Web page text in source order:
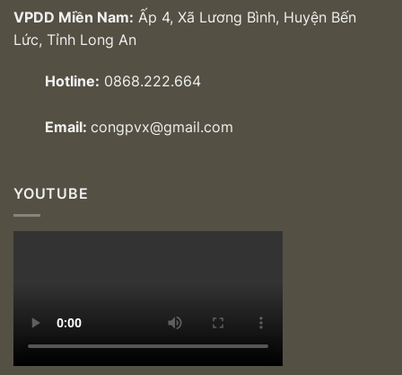
VPDD Miền Nam: Ấp 4, Xã Lương Bình, Huyện Bến
Lức, Tỉnh Long An
Hotline: 0868.222.664
Email: congpvx@gmail.com
YOUTUBE